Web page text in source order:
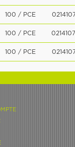
100 / PCE
100 / PCE
100 / PCE